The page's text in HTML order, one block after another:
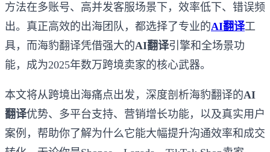
方法在多账号、高并发客服场景下，效率低下、错误频
出。真正高效的出海团队，都选择了专业的AI翻译工
具，而海豹翻译凭借强大的AI翻译引擎和全场景功
能，成为2025年数万跨境卖家的核心武器。
本文将从跨境出海痛点出发，深度剖析海豹翻译的AI
翻译优势、多平台支持、营销增长功能，以及真实用户
案例，帮助你了解为什么它能大幅提升沟通效率和成交